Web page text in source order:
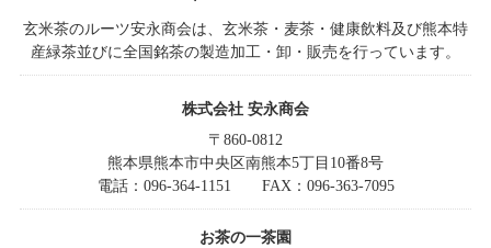
玄米茶のルーツ安永商会は、玄米茶・麦茶・健康飲料及び熊本特
産緑茶並びに全国銘茶の製造加工・卸・販売を行っています。
株式会社 安永商会
〒860-0812
熊本県熊本市中央区南熊本5丁目10番8号
電話：096-364-1151
FAX：096-363-7095
お茶の一茶園